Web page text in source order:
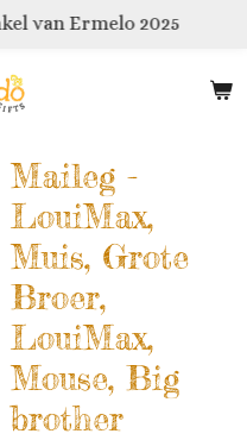
van Ermelo 2025
Maileg -
LouiMax,
Muis, Grote
Broer,
LouiMax,
Mouse, Big
brother